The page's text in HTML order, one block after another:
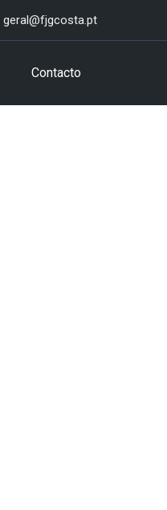
geral@fjgcosta.pt
Contacto